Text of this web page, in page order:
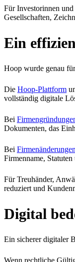
Für Investorinnen
Gesellschaften,
Ein
Hoop wurde genau
Die Hoop-Plattform
vollständig digitale
Bei
Dokumenten, das
Bei Firmenänderungen
Firmenname,
Für Treuhänder,
reduziert und
Digital
Ein sicherer digitaler
Wenn rechtliche